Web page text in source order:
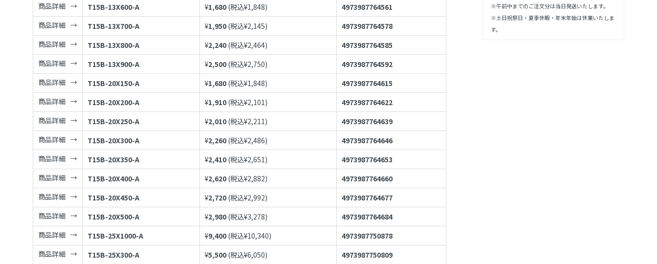
商品詳細
T15B-13X600-A ¥1,680 (税込¥1,848)
4973987764561
商品詳細
T15B-13X700-A ¥1,950 (税込¥2,145)
4973987764578
商品詳細
T15B-13X800-A ¥2,240 (税込¥2,464)
4973987764585
商品詳細
T15B-13X900-A ¥2,500 (税込¥2,750)
4973987764592
商品詳細
T15B-20X150-A ¥1,680 (税込¥1,848)
4973987764615
商品詳細
T15B-20X200-A ¥1,910 (税込¥2,101)
4973987764622
商品詳細
T15B-20X250-A ¥2,010 (税込¥2,211)
4973987764639
商品詳細
T15B-20X300-A ¥2,260 (税込¥2,486)
4973987764646
商品詳細
T15B-20X350-A ¥2,410 (税込¥2,651)
4973987764653
商品詳細
T15B-20X400-A ¥2,620 (税込¥2,882)
4973987764660
商品詳細
T15B-20X450-A ¥2,720 (税込¥2,992)
4973987764677
商品詳細
T15B-20X500-A ¥2,980 (税込¥3,278)
4973987764684
商品詳細
T15B-25X1000-A ¥9,400 (税込¥10,340)
4973987750878
商品詳細
T15B-25X300-A ¥5,500 (税込¥6,050)
4973987750809
※午前中までのご注文分は当日発送いたします。
※土日祝祭日・夏季休暇・年末年始は休業いたしま
す。